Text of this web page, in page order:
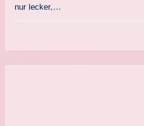
nur lecker,…